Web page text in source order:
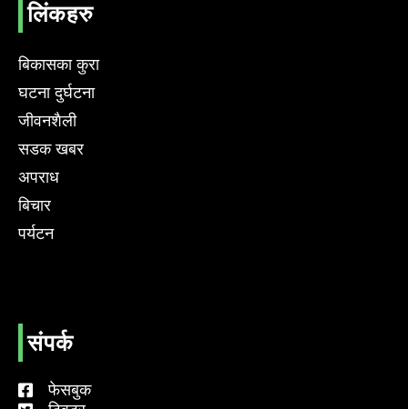
लिंकहरु
बिकासका कुरा
घटना दुर्घटना
जीवनशैली
सडक खबर
अपराध
बिचार
पर्यटन
संपर्क
फेसबुक